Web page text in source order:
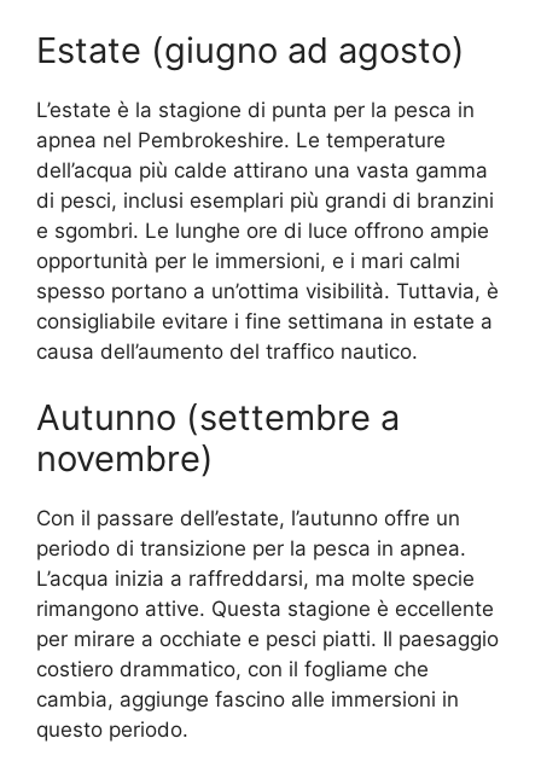
Estate (giugno ad agosto)
L’estate è la stagione di punta per la pesca in
apnea nel Pembrokeshire. Le temperature
dell’acqua più calde attirano una vasta gamma
di pesci, inclusi esemplari più grandi di branzini
e sgombri. Le lunghe ore di luce offrono ampie
opportunità per le immersioni, e i mari calmi
spesso portano a un’ottima visibilità. Tuttavia, è
consigliabile evitare i fine settimana in estate a
causa dell’aumento del traffico nautico.
Autunno (settembre a
novembre)
Con il passare dell’estate, l’autunno offre un
periodo di transizione per la pesca in apnea.
L’acqua inizia a raffreddarsi, ma molte specie
rimangono attive. Questa stagione è eccellente
per mirare a occhiate e pesci piatti. Il paesaggio
costiero drammatico, con il fogliame che
cambia, aggiunge fascino alle immersioni in
questo periodo.